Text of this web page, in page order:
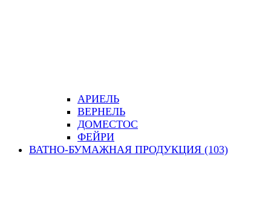
АРИЕЛЬ
ВЕРНЕЛЬ
ДОМЕСТОС
ФЕЙРИ
ВАТНО-БУМАЖНАЯ ПРОДУКЦИЯ (103)